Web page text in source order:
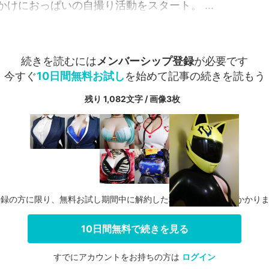
けにおっぱいの自撮り活動をスタート。 ...
続きを読むにはメンバーシップ登録が必要です
今すぐ10日間無料お試しを始めて記事の続きを読もう
残り 1,082文字 / 画像3枚
の方に限り、無料お試し期間中に解約した場合、料金は一切かかり
10日間無料で続きを見る
すでにアカウントをお持ちの方は ログイン